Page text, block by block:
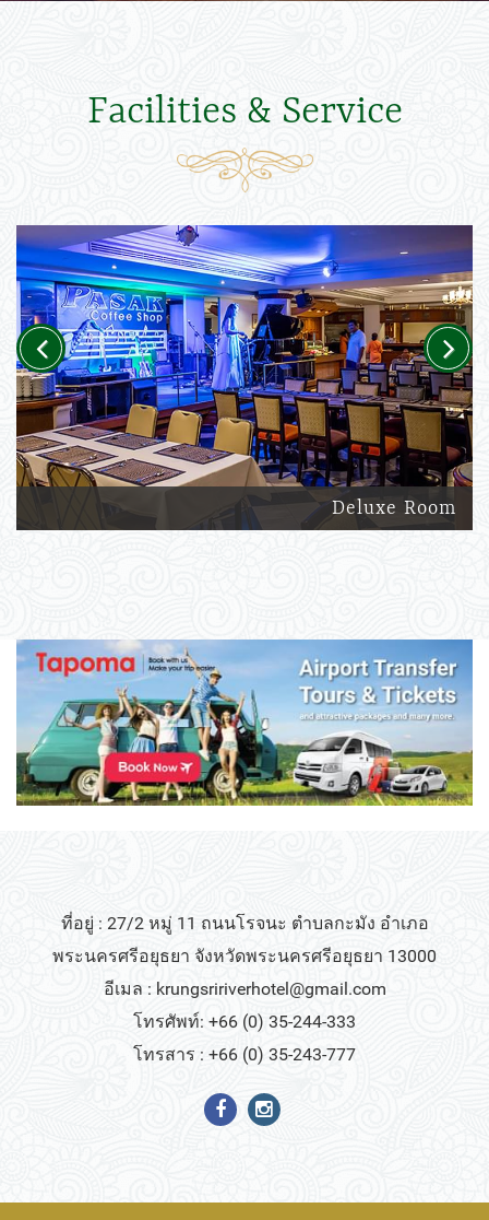
Facilities & Service
Deluxe Room
Previous Next
ที่อยู่ : 27/2 หมู่ 11 ถนนโรจนะ ตำบลกะมัง อำเภอ
พระนครศรีอยุธยา จังหวัดพระนครศรีอยุธยา 13000
อีเมล : krungsririverhotel@gmail.com
โทรศัพท์: +66 (0) 35-244-333
โทรสาร : +66 (0) 35-243-777